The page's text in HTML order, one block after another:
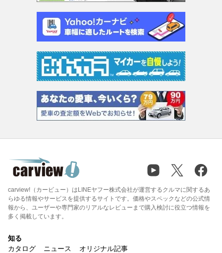
carview!（カービュー）はLINEヤフー株式会社が運営するクルマに関するあ
らゆる情報やサービスを提供するサイトです。価格やスペックなどの公式情
報から、ユーザーや専門家のリアルなレビューまで購入検討に役立つ情報を
多く掲載しています。
知る
カタログ
ニュース オリジナル記事